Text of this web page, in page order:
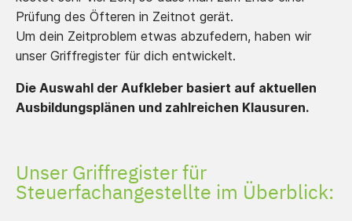
Prüfung des Öfteren in Zeitnot gerät.
Um dein Zeitproblem etwas abzufedern, haben wir
unser Griffregister für dich entwickelt.
Die Auswahl der Aufkleber basiert auf aktuellen
Ausbildungsplänen und zahlreichen Klausuren.
Unser Griffregister für
Steuerfachangestellte im Überblick: